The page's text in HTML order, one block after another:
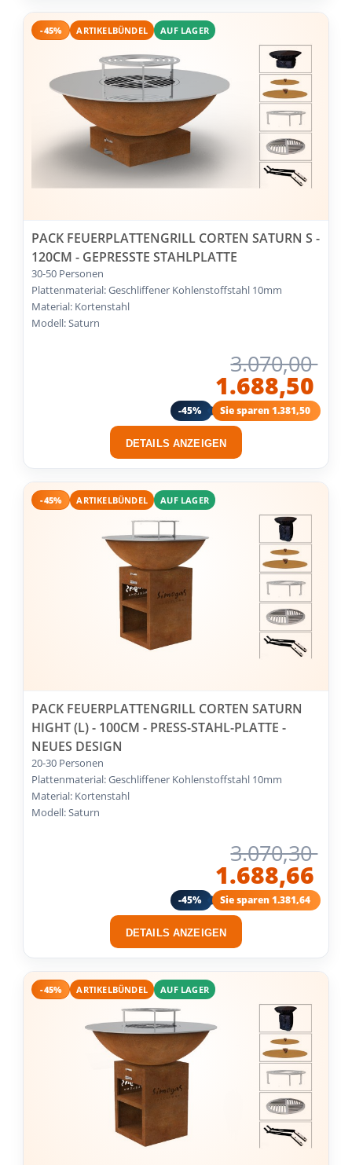
-45% ARTIKELBÜNDEL AUF LAGER
PACK FEUERPLATTENGRILL CORTEN SATURN S -
120CM - GEPRESSTE STAHLPLATTE
30-50 Personen
Plattenmaterial: Geschliffener Kohlenstoffstahl 10mm
Material: Kortenstahl
Modell: Saturn
3.070,00
1.688,50
-45% Sie sparen 1.381,50
DETAILS ANZEIGEN
-45% ARTIKELBÜNDEL AUF LAGER
PACK FEUERPLATTENGRILL CORTEN SATURN
HIGHT (L) - 100CM - PRESS-STAHL-PLATTE -
NEUES DESIGN
20-30 Personen
Plattenmaterial: Geschliffener Kohlenstoffstahl 10mm
Material: Kortenstahl
Modell: Saturn
3.070,30
1.688,66
-45% Sie sparen 1.381,64
DETAILS ANZEIGEN
-45% ARTIKELBÜNDEL AUF LAGER